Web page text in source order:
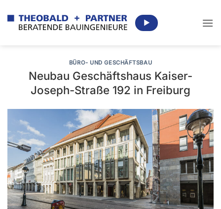
Inhalt
springen
▶
BÜRO- UND GESCHÄFTSBAU
Neubau Geschäftshaus Kaiser-
Joseph-Straße 192 in Freiburg